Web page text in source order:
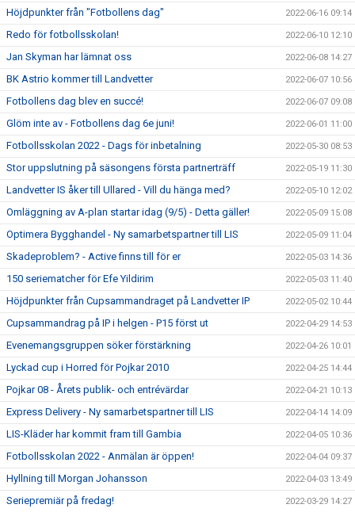
Höjdpunkter från "Fotbollens dag" 2022-06-16 09:14
Redo för fotbollsskolan! 2022-06-10 12:10
Jan Skyman har lämnat oss 2022-06-08 14:27
BK Astrio kommer till Landvetter 2022-06-07 10:56
Fotbollens dag blev en succé! 2022-06-07 09:08
Glöm inte av - Fotbollens dag 6e juni! 2022-06-01 11:00
Fotbollsskolan 2022 - Dags för inbetalning 2022-05-30 08:53
Stor uppslutning på säsongens första partnerträff 2022-05-19 11:30
Landvetter IS åker till Ullared - Vill du hänga med? 2022-05-10 12:02
Omläggning av A-plan startar idag (9/5) - Detta gäller! 2022-05-09 15:08
Optimera Bygghandel - Ny samarbetspartner till LIS 2022-05-09 11:04
Skadeproblem? - Active finns till för er 2022-05-03 14:36
150 seriematcher för Efe Yildirim 2022-05-03 11:40
Höjdpunkter från Cupsammandraget på Landvetter IP 2022-05-02 10:44
Cupsammandrag på IP i helgen - P15 först ut 2022-04-29 14:53
Evenemangsgruppen söker förstärkning 2022-04-26 10:01
Lyckad cup i Horred för Pojkar 2010 2022-04-25 14:44
Pojkar 08 - Årets publik- och entrévärdar 2022-04-21 10:13
Express Delivery - Ny samarbetspartner till LIS 2022-04-14 14:09
LIS-Kläder har kommit fram till Gambia 2022-04-05 10:36
Fotbollsskolan 2022 - Anmälan är öppen! 2022-04-04 09:37
Hyllning till Morgan Johansson 2022-04-03 13:49
Seriepremiär på fredag! 2022-03-29 14:27